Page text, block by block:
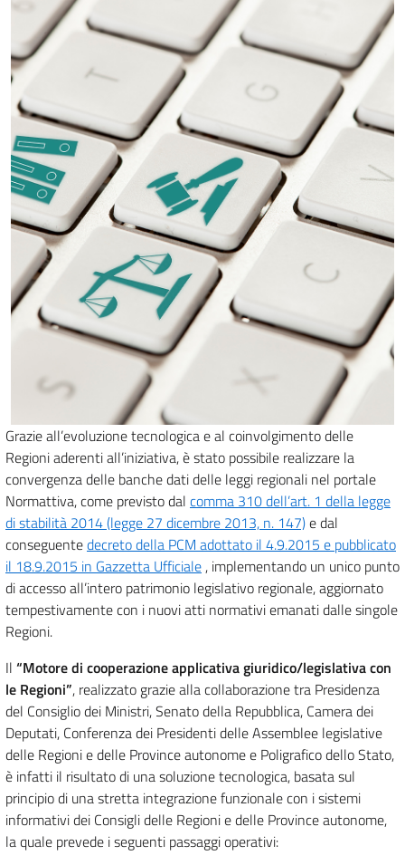
Grazie all’evoluzione tecnologica e al coinvolgimento delle
Regioni aderenti all’iniziativa, è stato possibile realizzare la
convergenza delle banche dati delle leggi regionali nel portale
Normattiva, come previsto dal comma 310 dell’art. 1 della legge
di stabilità 2014 (legge 27 dicembre 2013, n. 147)e dal
conseguentedecreto della PCM adottato il 4.9.2015 e pubblicato
il 18.9.2015 in Gazzetta Ufficiale , implementando un unico punto
di accesso all’intero patrimonio legislativo regionale, aggiornato
tempestivamente con i nuovi atti normativi emanati dalle singole
Regioni.
Il “Motore di cooperazione applicativa giuridico/legislativa con
le Regioni”, realizzato grazie alla collaborazione tra Presidenza
del Consiglio dei Ministri, Senato della Repubblica, Camera dei
Deputati, Conferenza dei Presidenti delle Assemblee legislative
delle Regioni e delle Province autonome e Poligrafico dello Stato,
è infatti il risultato di una soluzione tecnologica, basata sul
principio di una stretta integrazione funzionale con i sistemi
informativi dei Consigli delle Regioni e delle Province autonome,
la quale prevede i seguenti passaggi operativi: